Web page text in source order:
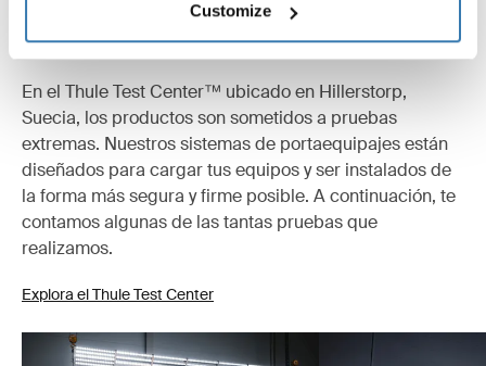
Customize
Probados al límite
En el Thule Test Center™ ubicado en Hillerstorp,
Suecia, los productos son sometidos a pruebas
extremas. Nuestros sistemas de portaequipajes están
diseñados para cargar tus equipos y ser instalados de
la forma más segura y firme posible. A continuación, te
contamos algunas de las tantas pruebas que
realizamos.
Explora el Thule Test Center